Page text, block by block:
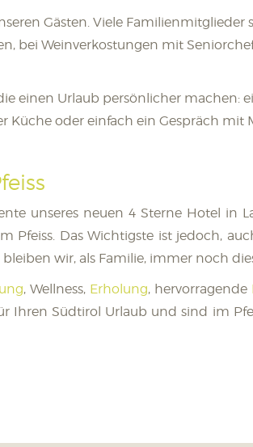
Gästen. Viele
bei Weinverkostungen mit
einen Urlaub persönlicher machen:
Küche oder einfach ein Gespräch mit
unseres neuen 4 Sterne Hotel in
Pfeiss. Das Wichtigste ist jedoch,
wir, als Familie, immer noch
, Wellness, Erholung, hervorragende
Ihren Südtirol Urlaub und sind im